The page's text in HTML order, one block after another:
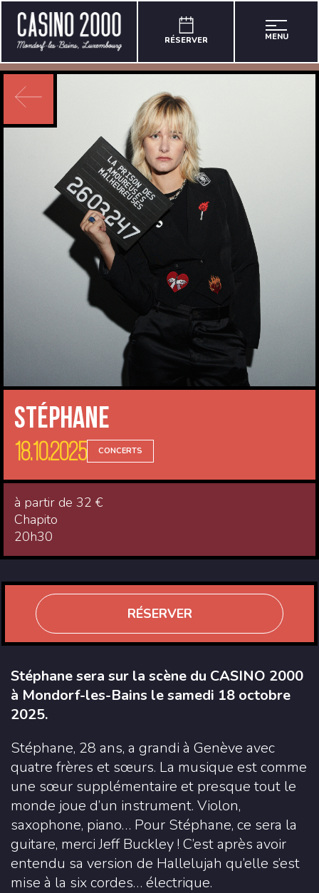
RÉSERVER MENU
Stéphane
18.10.2025 CONCERTS
à partir de 32 €
Chapito
20h30
RÉSERVER
Stéphane sera sur la scène du CASINO 2000
à Mondorf-les-Bains le samedi 18 octobre
2025.
Stéphane, 28 ans, a grandi à Genève avec
quatre frères et sœurs. La musique est comme
une sœur supplémentaire et presque tout le
monde joue d’un instrument. Violon,
saxophone, piano… Pour Stéphane, ce sera la
guitare, merci Jeff Buckley ! C’est après avoir
entendu sa version de Hallelujah qu’elle s’est
mise à la six cordes… électrique.